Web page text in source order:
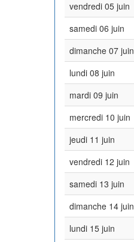
vendredi 05 juin
samedi 06 juin
dimanche 07 juin
lundi 08 juin
mardi 09 juin
mercredi 10 juin
jeudi 11 juin
vendredi 12 juin
samedi 13 juin
dimanche 14 juin
lundi 15 juin